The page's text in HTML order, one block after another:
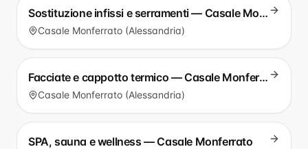
Sostituzione infissi e serramenti — Casale Monferrato
Casale Monferrato (Alessandria)
Facciate e cappotto termico — Casale Monferrato
Casale Monferrato (Alessandria)
SPA, sauna e wellness — Casale Monferrato